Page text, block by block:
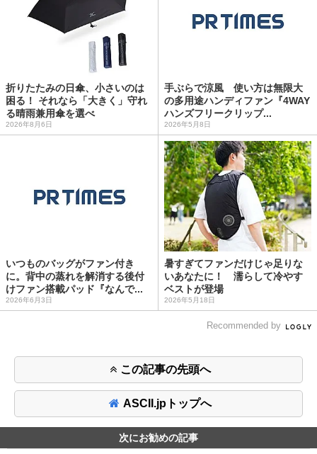
折りたたみの日傘、小さいのは
困る！ それなら「大きく」守れ
る晴雨兼用傘を選べ
2026年8月6日
手ぶらで涼風 使い方は無限大
の多用途ハンディファン『4WAY
ハンズフリークリップ...
2026年5月8日
いつものバッグがファン付き
に。背中の蒸れを解消する後付
けファン搭載パッド『なんで...
2026年6月3日
暑すぎてファンだけじゃ足りな
いあなたに！ 濡らして冷やす
ベストが登場
2026年5月18日
Recommended by
この記事の先頭へ
ASCII.jpトップへ
次にお勧めの記事